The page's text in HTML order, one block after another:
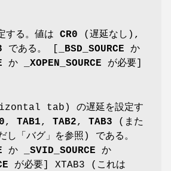
する。値は CR0 (遅延なし),
である。 [ _BSD_SOURCE か
か _XOPEN_SOURCE が必要]
tab) の遅延を設定す
, TAB1, TAB2, TAB3 (また
し「バグ」を参照) である。
か _SVID_SOURCE か
が必要] XTAB3 (これは